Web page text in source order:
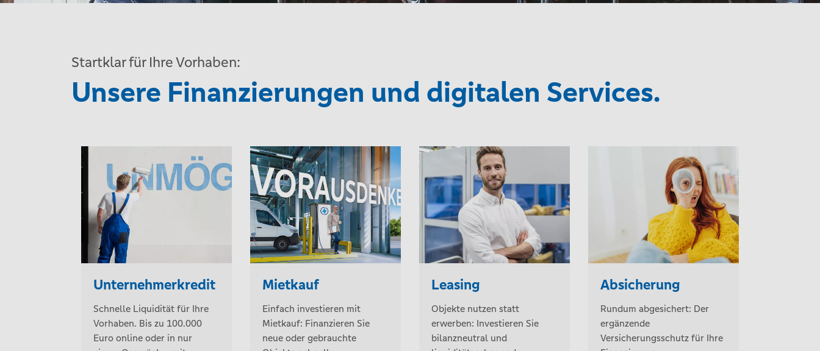
Startklar für Ihre Vorhaben:
Unsere Finanzierungen und digitalen Services.
Unternehmerkredit
Schnelle Liquidität für Ihre
Vorhaben. Bis zu 100.000
Euro online oder in nur
Mietkauf
Einfach investieren mit
Mietkauf: Finanzieren Sie
neue oder gebrauchte
Leasing
Objekte nutzen statt
erwerben: Investieren Sie
bilanzneutral und
Absicherung
Rundum abgesichert: Der
ergänzende
Versicherungsschutz für Ihre